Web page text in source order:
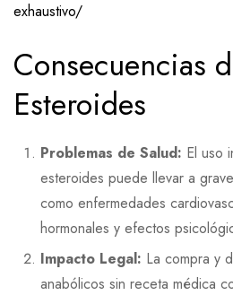
exhaustivo/
Consecuencias
Esteroides
Problemas de Salud: El uso
esteroides puede llevar a
como enfermedades
hormonales y efectos
Impacto Legal: La compra y
anabólicos sin receta médica